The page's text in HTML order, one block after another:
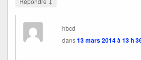
hbcd
dans13 mars 2014 à 13 h